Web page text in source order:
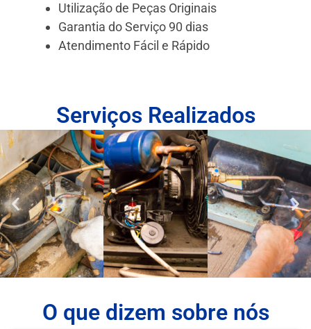
Utilização de Peças Originais
Garantia do Serviço 90 dias
Atendimento Fácil e Rápido
Serviços Realizados
O que dizem sobre nós